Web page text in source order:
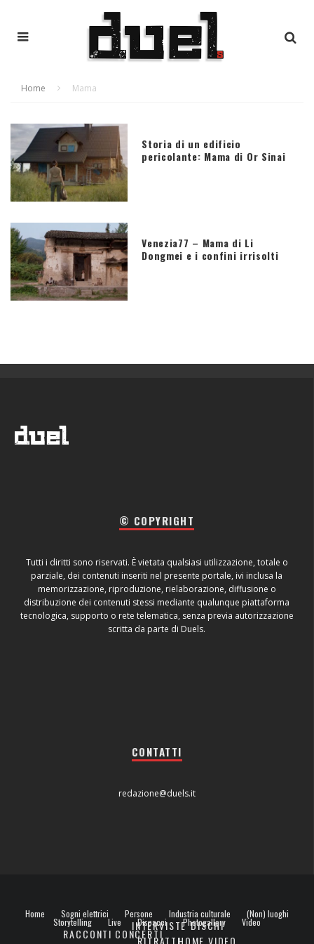
Home Mama
Storia di un edificio
pericolante: Mama di Or Sinai
Venezia77 – Mama di Li
Dongmei e i confini irrisolti
© COPYRIGHT
Tutti i diritti sono riservati. È vietata qualsiasi utilizzazione, totale o
parziale, dei contenuti inseriti nel presente portale, ivi inclusa la
memorizzazione, riproduzione, rielaborazione, diffusione o
distribuzione dei contenuti stessi mediante qualunque piattaforma
tecnologica, supporto o rete telematica, senza previa autorizzazione
scritta da parte di Duels.
CONTATTI
redazione@duels.it
Home Sogni elettrici Persone
INTERVISTE
Industria culturale
DISCHI
(Non) luoghi
Storytelling
RACCONTI
Live
CONCERTI
Dispacci Photogallery Video